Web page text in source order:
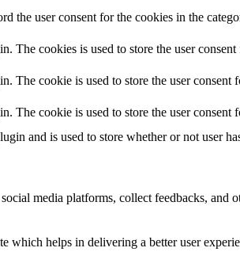
the user consent for the cookies in the
The cookies is used to store the user
The cookie is used to store the user consent
The cookie is used to store the user consent
and is used to store whether or not user
media platforms, collect feedbacks, and
which helps in delivering a better user